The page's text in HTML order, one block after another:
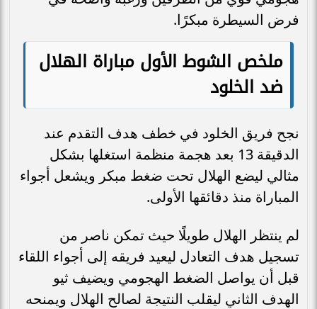
فرض السيطرة مبكرًا.
ملخص الشوط الأول مباراة الهلال
ضد الخلود
نجح فريق الخلود في خطف هدف التقدم عند
الدقيقة 13 بعد هجمة منظمة استغلها بشكل
مثالي ليضع الهلال تحت ضغط مبكر ويشعل أجواء
المباراة منذ دقائقها الأولى.
لم ينتظر الهلال طويلًا حيث تمكن ناصر من
تسجيل هدف التعادل ليعيد فريقه إلى أجواء اللقاء
قبل أن يواصل الضغط الهجومي ويضيف ثيو
الهدف الثاني ليقلب النتيجة لصالح الهلال ويمنحه